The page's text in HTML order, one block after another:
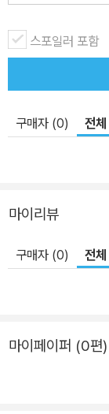
스포일러 포함
구매자 (0) 전
마이리뷰
구매자 (0) 전
마이페이퍼 (0편)